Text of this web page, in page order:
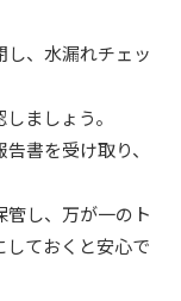
、水漏れチェッ
ましょう。
書を受け取り、
し、万が一のト
しておくと安心で